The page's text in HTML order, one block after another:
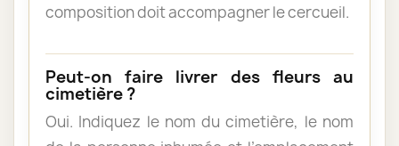
composition doit accompagner le cercueil.
Peut-on faire livrer des fleurs au
cimetière ?
Oui. Indiquez le nom du cimetière, le nom